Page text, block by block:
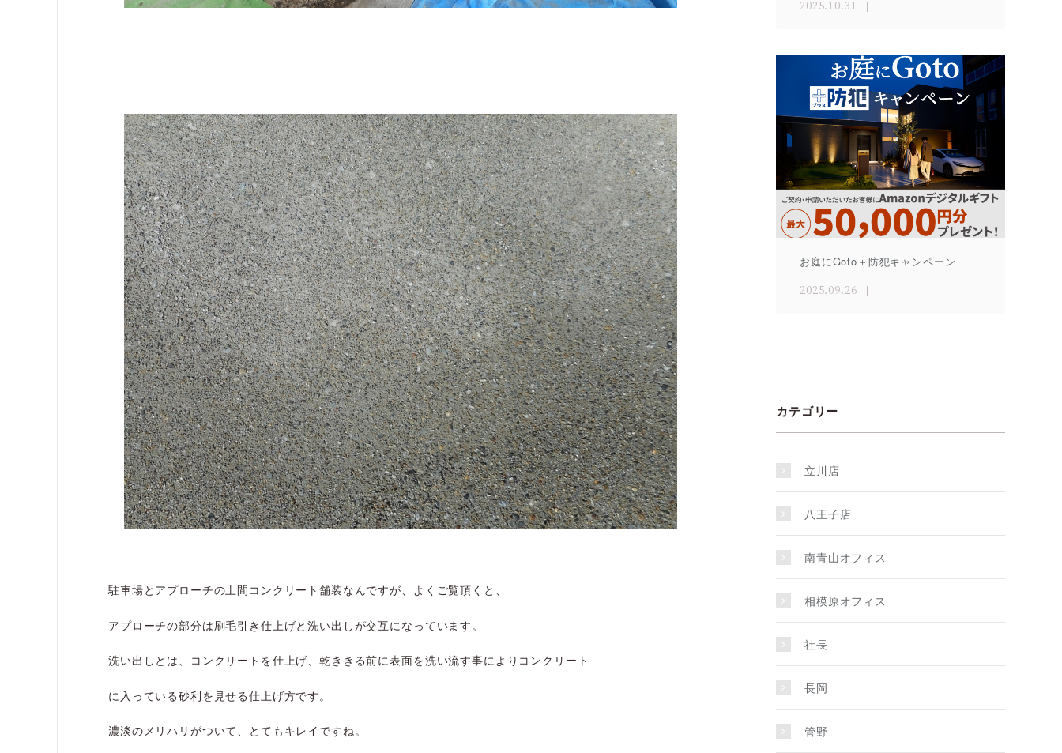
駐車場とアプローチの土間コンクリート舗装なんですが、よくご覧頂くと、
アプローチの部分は刷毛引き仕上げと洗い出しが交互になっています。
洗い出しとは、コンクリートを仕上げ、乾ききる前に表面を洗い流す事によりコンクリート
に入っている砂利を見せる仕上げ方です。
濃淡のメリハリがついて、とてもキレイですね。
2025.10.31
お庭にGoto＋防犯キャンペーン
2025.09.26
カテゴリー
立川店
八王子店
南青山オフィス
相模原オフィス
社長
長岡
管野